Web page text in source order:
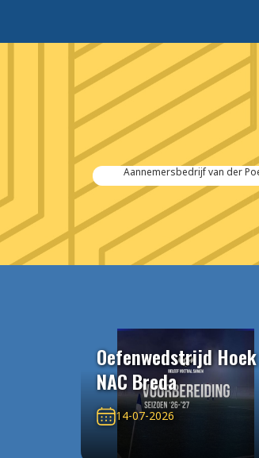
Aannemersbedrijf van der
Oefenwedstrijd
NAC Breda
14-07-2026